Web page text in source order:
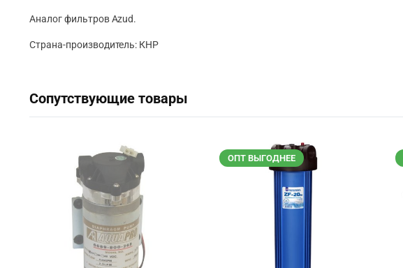
Аналог фильтров Azud.
Страна-производитель: КНР
Сопутствующие товары
ОПТ ВЫГОДНЕЕ